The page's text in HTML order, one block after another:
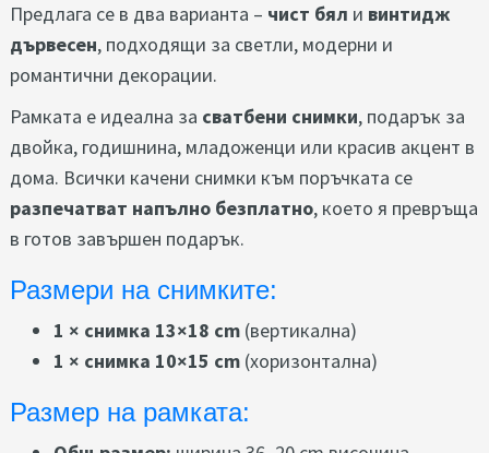
Предлага се в два варианта – чист бял и винтидж
дървесен, подходящи за светли, модерни и
романтични декорации.
Рамката е идеална за сватбени снимки, подарък за
двойка, годишнина, младоженци или красив акцент в
дома. Всички качени снимки към поръчката се
разпечатват напълно безплатно, което я превръща
в готов завършен подарък.
Размери на снимките:
1 × снимка 13×18 cm (вертикална)
1 × снимка 10×15 cm (хоризонтална)
Размер на рамката: